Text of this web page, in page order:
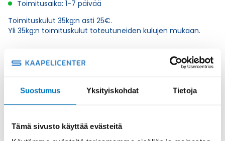
Suostumus Yksityiskohdat Tietoja
Tämä sivusto käyttää evästeitä
Toimitusaika: 1-7 päivää
Toimituskulut 35kg:n asti 25€.
Yli 35kg:n toimituskulut toteutuneiden kulujen mukaan.
Valmistaja
Hummel Ag
Korkeus H
22
Kierteen Pituus
Gl
Etim 7
EC000441